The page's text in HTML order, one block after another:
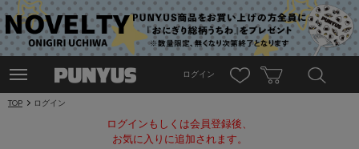
ログイン
TOP ログイン
ログインもしくは会員登録後、
お気に入りに追加されます。